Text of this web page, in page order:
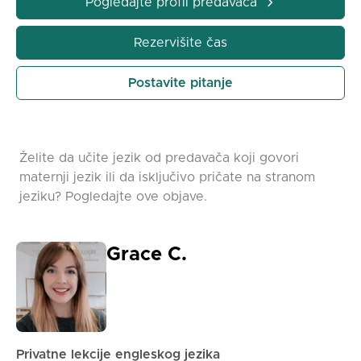
Rezervišite čas
Postavite pitanje
Želite da učite jezik od predavača koji govori
maternji jezik ili da isključivo pričate na stranom
jeziku? Pogledajte ove objave.
Grace C.
Privatne lekcije engleskog jezika